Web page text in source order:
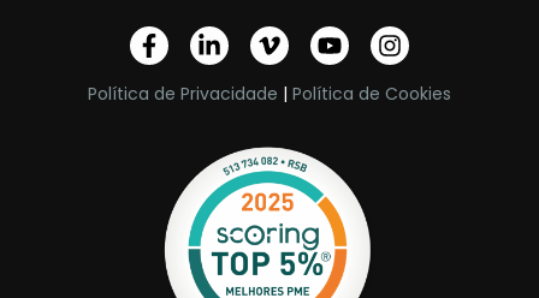
F
a
c
e
L
i
n
k
d
n
-
i
n
V
i
m
e
-
v
Y
o
u
t
b
e
I
n
s
t
Política de Privacidade | Política de Cookies